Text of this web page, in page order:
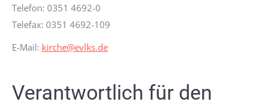
Telefon: 0351 4692-0
Telefax: 0351 4692-109
E-Mail: kirche@evlks.de
Verantwortlich für den